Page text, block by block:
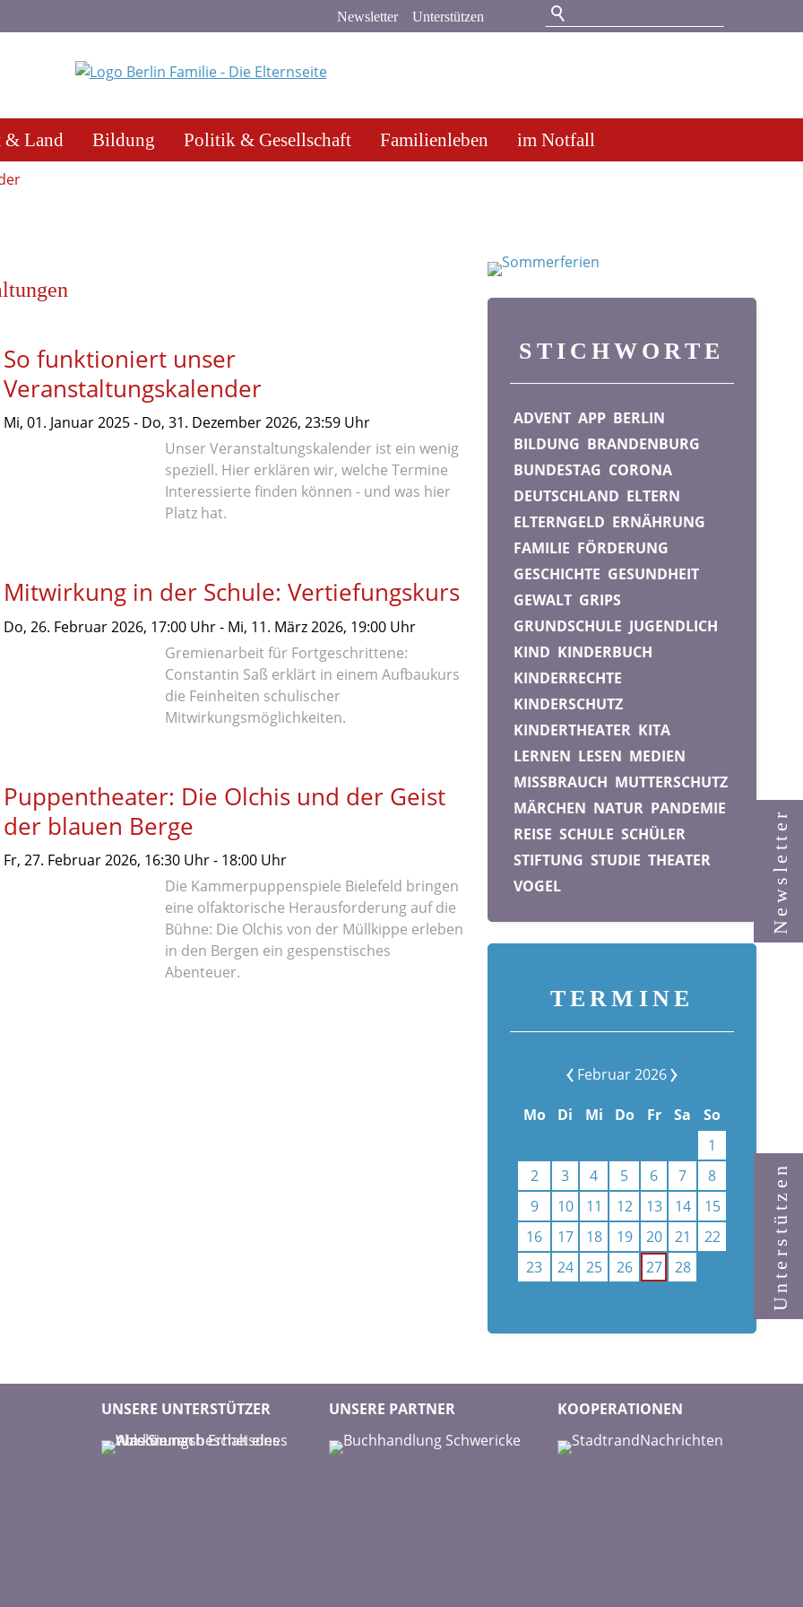
Unterstützen
Newsletter
& Land Bildung Politik & Gesellschaft Familienleben im Notfall
So funktioniert unser
Veranstaltungskalender
Mi, 01. Januar 2025- Do, 31. Dezember 2026, 23:59Uhr
Unser Veranstaltungskalender ist ein wenig
speziell. Hier erklären wir, welche Termine
Interessierte finden können - und was hier
Platz hat.
Mitwirkung in der Schule: Vertiefungskurs
Do, 26. Februar 2026, 17:00Uhr- Mi, 11. März 2026, 19:00Uhr
Gremienarbeit für Fortgeschrittene:
Constantin Saß erklärt in einem Aufbaukurs
die Feinheiten schulischer
Mitwirkungsmöglichkeiten.
Puppentheater: Die Olchis und der Geist
der blauen Berge
Fr, 27. Februar 2026, 16:30Uhr- 18:00Uhr
Die Kammerpuppenspiele Bielefeld bringen
eine olfaktorische Herausforderung auf die
Bühne: Die Olchis von der Müllkippe erleben
in den Bergen ein gespenstisches
Abenteuer.
STICHWORTE
ADVENT APP BERLIN
BILDUNG BRANDENBURG
BUNDESTAG CORONA
DEUTSCHLAND ELTERN
ELTERNGELD ERNÄHRUNG
FAMILIE FÖRDERUNG
GESCHICHTE GESUNDHEIT
GEWALT GRIPS
GRUNDSCHULE JUGENDLICH
KIND KINDERBUCH
KINDERRECHTE
KINDERSCHUTZ
KINDERTHEATER KITA
LERNEN LESEN MEDIEN
MISSBRAUCH MUTTERSCHUTZ
MÄRCHEN NATUR PANDEMIE
REISE SCHULE SCHÜLER
STIFTUNG STUDIE THEATER
VOGEL
TERMINE
Februar 2026
Mo Di Mi Do Fr Sa
So
1
2
3 4 5 6 7
8
9
10 11 12 13 14
15
16
17 18 19 20 21
22
23
24 25 26 27
28
Newsletter
Unterstützen
UNSERE UNTERSTÜTZER UNSERE PARTNER KOOPERATIONEN